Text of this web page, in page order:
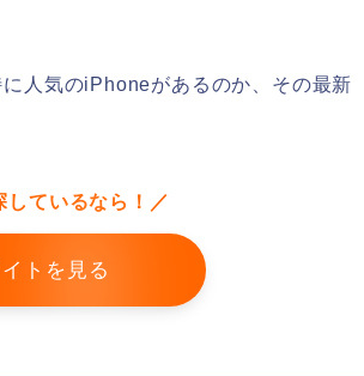
人気のiPhoneがあるのか、その最新
しているなら！／
トを見る